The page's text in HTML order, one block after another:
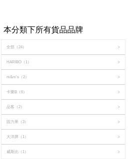
本分類下所有貨品品牌
全部 （24） >
HARIBO （1） >
m&m's （2） >
卡樂B （6） >
品客 （2） >
固力果 （3） >
大洋牌 （1） >
威斯比 （1） >